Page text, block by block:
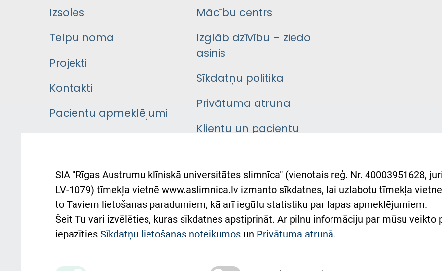
Izsoles
Telpu noma
Projekti
Kontakti
Pacientu apmeklējumi
Pacienta
atsauksmju/sūdzību
iesniegšanas kārtība
Kā pie mums nokļūt
Mācību centrs
Izglāb dzīvību – ziedo
asinis
Sīkdatņu politika
Privātuma atruna
Klientu un pacientu
Austrumu slimnīcas
atbalsts Ukrainai
Підтримка Східної лікарні
та співпраця з Україною
SIA "Rīgas Austrumu klīniskā universitātes slimnīca" (vienotais reģ. Nr. 40003951628,
LV-1079) tīmekļa vietnē www.aslimnica.lv izmanto sīkdatnes, lai uzlabotu tīmekļa
to Taviem lietošanas paradumiem, kā arī iegūtu statistiku par lapas apmeklējumiem.
Šeit Tu vari izvēlēties, kuras sīkdatnes apstiprināt. Ar pilnu informāciju par mūsu veikto
iepazīties Sīkdatņu lietošanas noteikumos un Privātuma atrunā.